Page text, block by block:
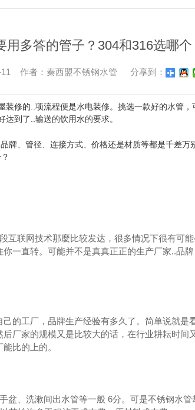
304薄壁不锈钢水管
用多答的管子？304和316选哪个
作者：秦西盟不锈钢水管 分享到：
修的..项流程便是水电装修。挑选一款好的水管，
到了..输送的饮用水的要求。
牌、管径、连接方式、价格还是材质等都是千差万
互联网技术那麼比较发达，很多情况下很有可
一直转。可能并不是真真正正的生产厂家..品
的工厂，品牌生产经验有多久了。简单说就是
厂家的规模又是比较大的话，在行业耕耘时间
比的上的。
盆、洗漱间出水管等一般 6分。可是不锈钢水